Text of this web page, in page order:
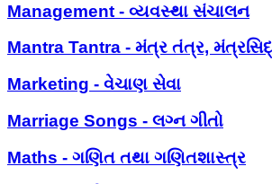
Management - વ્યવસ્થા સંચાલન
Mantra Tantra - મંત્ર તંત્ર,
Marketing - વેચાણ સેવા
Marriage Songs - લગ્ન ગીતો
Maths - ગણિત તથા ગણિતશાસ્ત્ર